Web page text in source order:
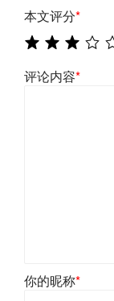
本文评分*
评论内容*
你的昵称*